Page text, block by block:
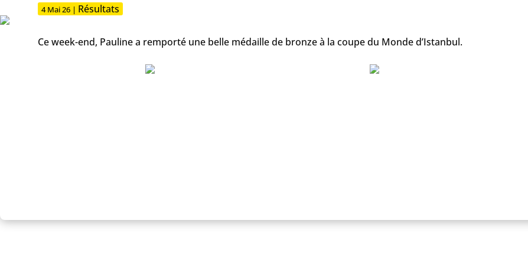
4 Mai 26 | Résultats
Ce week-end, Pauline a remporté une belle médaille de bronze à la coupe du Monde d’Istanbul.